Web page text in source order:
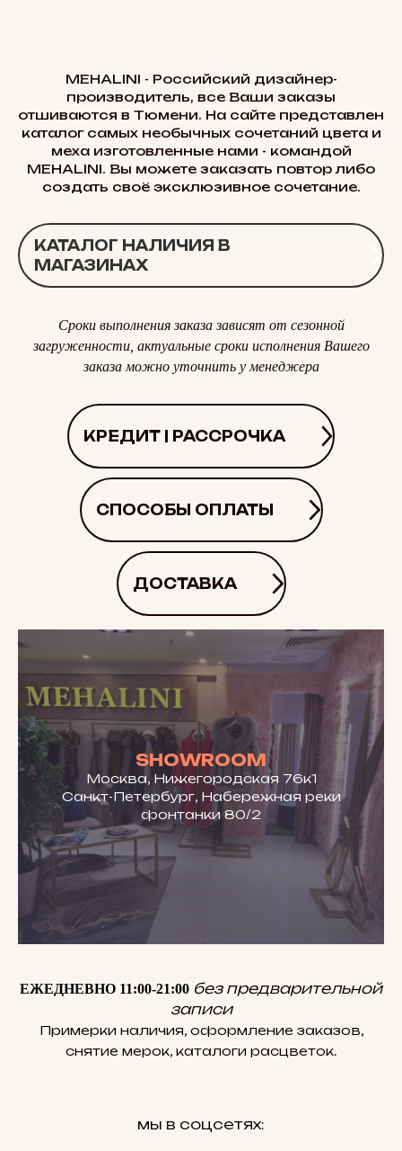
MEHALINI - Российский дизайнер-
производитель, все Ваши заказы
отшиваются в Тюмени. На сайте представлен
каталог самых необычных сочетаний цвета и
меха изготовленные нами - командой
MEHALINI. Вы можете заказать повтор либо
создать своё эксклюзивное сочетание.
КАТАЛОГ НАЛИЧИЯ В
МАГАЗИНАХ
Сроки выполнения заказа зависят от сезонной
загруженности, актуальные сроки исполнения Вашего
заказа можно уточнить у менеджера
КРЕДИТ | РАССРОЧКА
СПОСОБЫ ОПЛАТЫ
ДОСТАВКА
SHOWROOM
Москва, Нижегородская 76к1
Санкт-Петербург, Набережная реки
фонтанки 80/2
ЕЖЕДНЕВНО 11:00-21:00 без предварительной
записи
Примерки наличия, оформление заказов,
снятие мерок, каталоги расцветок.
мы в соцсетях: